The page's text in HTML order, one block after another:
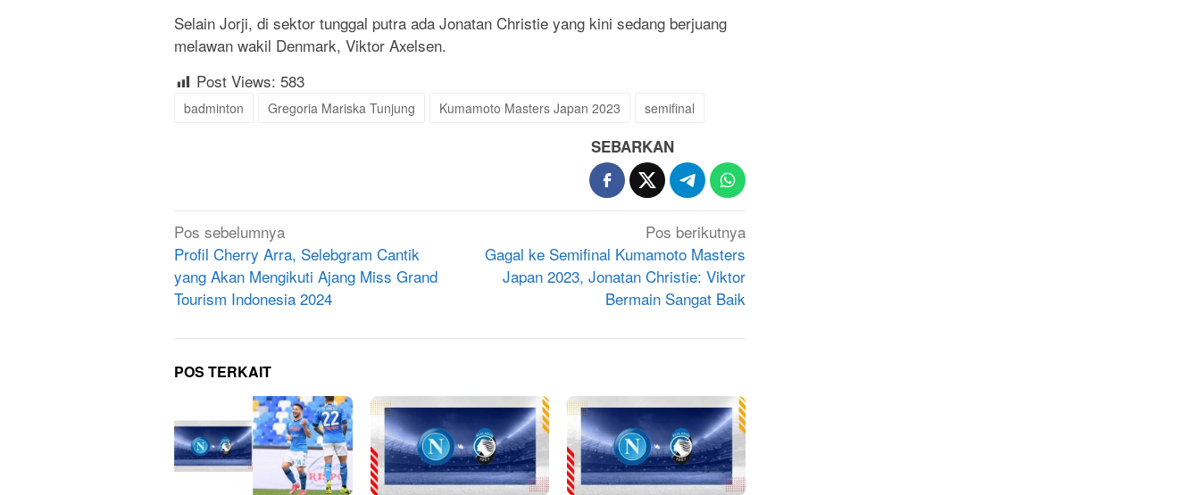
Selain Jorji, di sektor tunggal putra ada Jonatan Christie yang kini sedang berjuang
melawan wakil Denmark, Viktor Axelsen.
Post Views: 583
badminton Gregoria Mariska Tunjung Kumamoto Masters Japan 2023 semifinal
SEBARKAN
Navigasi
pos
Pos sebelumnya
Profil Cherry Arra, Selebgram Cantik
yang Akan Mengikuti Ajang Miss Grand
Tourism Indonesia 2024
Pos berikutnya
Gagal ke Semifinal Kumamoto Masters
Japan 2023, Jonatan Christie: Viktor
Bermain Sangat Baik
POS TERKAIT